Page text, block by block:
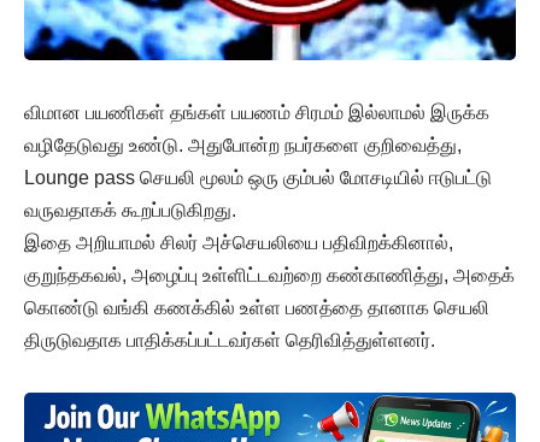
விமான பயணிகள் தங்கள் பயணம் சிரமம் இல்லாமல் இருக்க
வழிதேடுவது உண்டு. அதுபோன்ற நபர்களை குறிவைத்து,
Lounge pass செயலி மூலம் ஒரு கும்பல் மோசடியில் ஈடுபட்டு
வருவதாகக் கூறப்படுகிறது.
இதை அறியாமல் சிலர் அச்செயலியை பதிவிறக்கினால்,
குறுந்தகவல், அழைப்பு உள்ளிட்டவற்றை கண்காணித்து, அதைக்
கொண்டு வங்கி கணக்கில் உள்ள பணத்தை தானாக செயலி
திருடுவதாக பாதிக்கப்பட்டவர்கள் தெரிவித்துள்ளனர்.